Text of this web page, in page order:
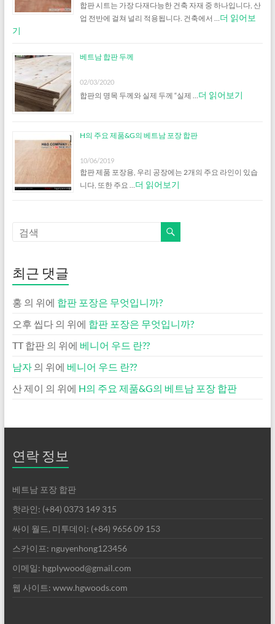
합판 시트는 가장 다재다능한 건축 자재 중 하나입니다, 산
업 전반에 걸쳐 널리 적용됩니다. 건축에서 …더 읽어보
기
베트남 합판 두께
02/03/2020
합판의 명목 두께와 실제 두께 “실제 …더 읽어보기
H의 주요 제품&G의 베트남 포장 합판
10/06/2019
합판 제품 포장용, 우리 공장에는 2개의 주요 라인이 있습
니다, 또한 주요 …더 읽어보기
최근 댓글
홍 의 위에 합판 포장은 무엇입니까?
오후 씹다의 위에 합판 포장은 무엇입니까?
TT 합판의 위에 베니어 우드 란??
남자의 위에 베니어 우드 란??
산 제이 의 위에 H의 주요 제품&G의 베트남 포장 합판
연락 정보
베트남 포장 합판
핫라인: (+84) 0373 149 315
싸이 월드, 미투데이: (+84) 9656 09 153
스카이프: nguyenhong123456
이메일: hgplywood@gmail.com
웹 사이트: www.hgwoods.com